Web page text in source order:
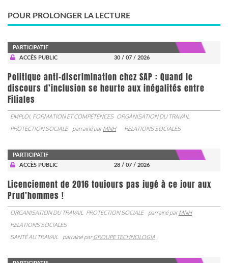
POUR PROLONGER LA LECTURE
PARTICIPATIF
ACCÈS PUBLIC
30 / 07 / 2026
Politique anti-discrimination chez SAP : Quand le
discours d’inclusion se heurte aux inégalités entre
Filiales
EMPLOI, FORMATION ET COMPÉTENCES ORGANISATION DU TRAVAIL
PROTECTION SOCIALE
parrainé parMNH RELATIONS SOCIALES
PARTICIPATIF
ACCÈS PUBLIC
28 / 07 / 2026
Licenciement de 2016 toujours pas jugé à ce jour aux
Prud’hommes !
ORGANISATION DU TRAVAIL PROTECTION SOCIALE parrainé parMNH
RELATIONS SOCIALES
SANTÉ AU TRAVAIL
parrainé parGROUPE TECHNOLOGIA